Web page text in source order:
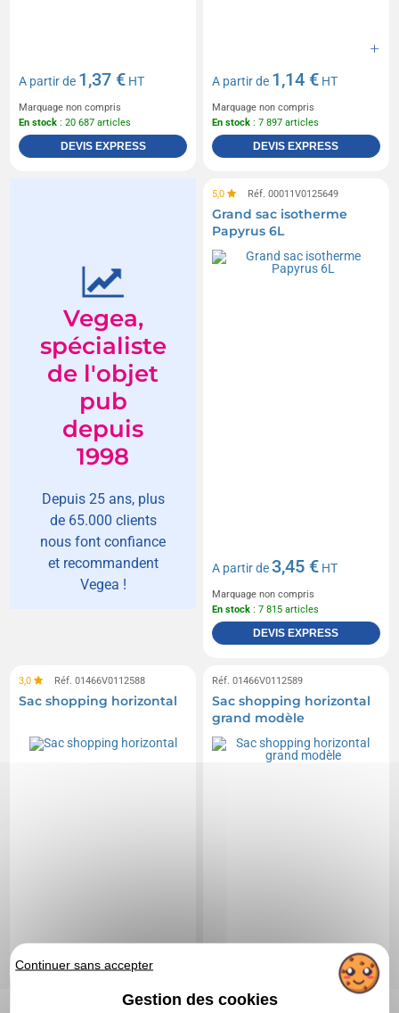
A partir de 1,37 € HT
Marquage non compris
En stock : 20 687 articles
DEVIS EXPRESS
A partir de 1,14 € HT
Marquage non compris
En stock : 7 897 articles
DEVIS EXPRESS
Vegea,
spécialiste
de l'objet
pub
depuis
1998
Depuis 25 ans, plus
de 65.000 clients
nous font confiance
et recommandent
Vegea !
5,0 Réf. 00011V0125649
Grand sac isotherme
Papyrus 6L
A partir de3,45 € HT
Marquage non compris
En stock : 7 815 articles
DEVIS EXPRESS
3,0 Réf. 01466V0112588
Sac shopping horizontal
Réf. 01466V0112589
Sac shopping horizontal
grand modèle
Continuer sans accepter
Gestion des cookies